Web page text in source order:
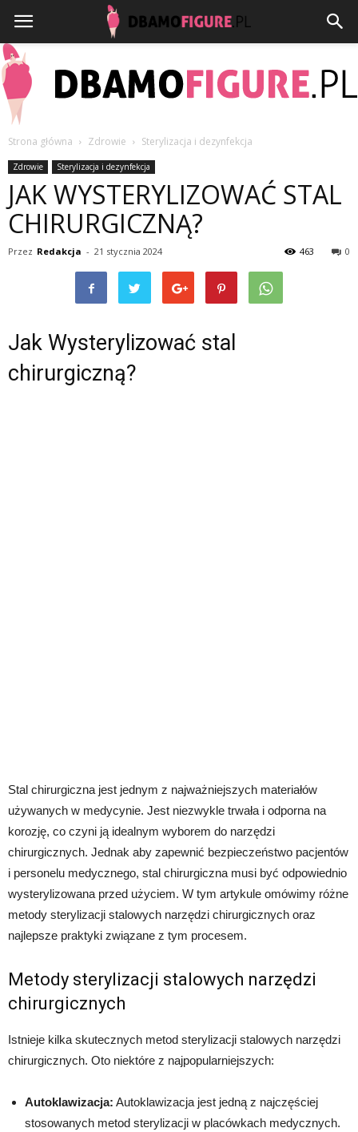
Strona główna Zdrowie Sterylizacja i dezynfekcja
Zdrowie Sterylizacja i dezynfekcja
JAK WYSTERYLIZOWAĆ STAL
CHIRURGICZNĄ?
Przez Redakcja - 21 stycznia 2024 0
463
Jak Wysterylizować stal
chirurgiczną?
Stal chirurgiczna jest jednym z najważniejszych materiałów
używanych w medycynie. Jest niezwykle trwała i odporna na
korozję, co czyni ją idealnym wyborem do narzędzi
chirurgicznych. Jednak aby zapewnić bezpieczeństwo pacjentów
i personelu medycznego, stal chirurgiczna musi być odpowiednio
wysterylizowana przed użyciem. W tym artykule omówimy różne
metody sterylizacji stalowych narzędzi chirurgicznych oraz
najlepsze praktyki związane z tym procesem.
Metody sterylizacji stalowych narzędzi
chirurgicznych
Istnieje kilka skutecznych metod sterylizacji stalowych narzędzi
chirurgicznych. Oto niektóre z najpopularniejszych:
Autoklawizacja: Autoklawizacja jest jedną z najczęściej
stosowanych metod sterylizacji w placówkach medycznych.